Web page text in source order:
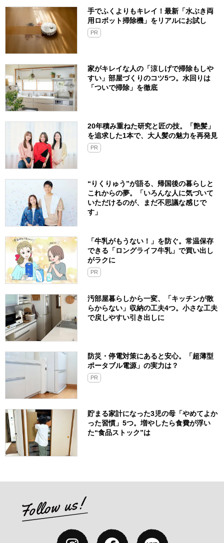
手でふくよりもキレイ！最新「水ぶき両
用ロボット掃除機」をリアルにお試し
PR
家がキレイな人の「涼しげで掃除もしや
すい」部屋づくりのコツ5つ。水回りは
「ついで掃除」を徹底
20年積み重ねた研究と匠の技。「艶髪」
を追求した1本で、大人髪の魅力を再発見
PR
“りくりゅう”が語る、帰国後の暮らしと
これからの夢。「いろんな人に気づいて
いただけるのが、まだ不思議な感じで
す」
「牛乳がもうない！」を防ぐ。常温保存
できる「ロングライフ牛乳」で買い出し
がラクに
PR
汚部屋暮らしから一変、「キッチンが散
らからない」収納の工夫4つ。小さな工夫
で戻しやすい引き出しに
防災・停電対策にあると安心。「超薄型
ポータブル電源」の実力は？​
PR
貯まる家計になった3児の母「やめてよか
った習慣」5つ。増やしたら食費が浮い
た“食品ストック”は